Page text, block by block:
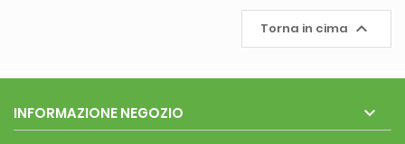
Torna in cima 
INFORMAZIONE NEGOZIO 